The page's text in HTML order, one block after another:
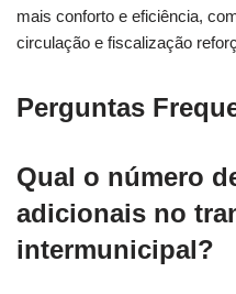
mais conforto e eficiência,
circulação e fiscalização
Perguntas
Qual o número
adicionais no
intermunicipal?